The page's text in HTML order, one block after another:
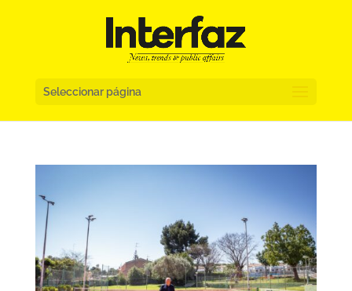
Seleccionar página